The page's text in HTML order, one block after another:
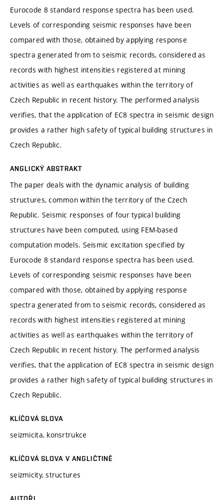
Eurocode 8 standard response spectra has been used.
Levels of corresponding seismic responses have been
compared with those, obtained by applying response
spectra generated from to seismic records, considered as
records with highest intensities registered at mining
activities as well as earthquakes within the territory of
Czech Republic in recent history. The performed analysis
verifies, that the application of EC8 spectra in seismic design
provides a rather high safety of typical building structures in
Czech Republic.
ANGLICKÝ ABSTRAKT
The paper deals with the dynamic analysis of building
structures, common within the territory of the Czech
Republic. Seismic responses of four typical building
structures have been computed, using FEM-based
computation models. Seismic excitation specified by
Eurocode 8 standard response spectra has been used.
Levels of corresponding seismic responses have been
compared with those, obtained by applying response
spectra generated from to seismic records, considered as
records with highest intensities registered at mining
activities as well as earthquakes within the territory of
Czech Republic in recent history. The performed analysis
verifies, that the application of EC8 spectra in seismic design
provides a rather high safety of typical building structures in
Czech Republic.
KLÍČOVÁ SLOVA
seizmicita, konsrtrukce
KLÍČOVÁ SLOVA V ANGLIČTINĚ
seizmicity, structures
AUTOŘI